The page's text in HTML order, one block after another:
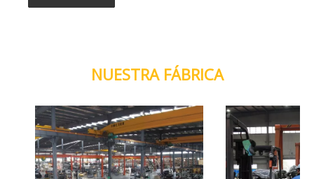
NUESTRA FÁBRICA